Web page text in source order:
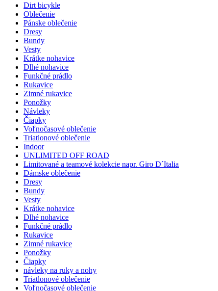
Dirt bicykle
Oblečenie
Pánske oblečenie
Dresy
Bundy
Vesty
Krátke nohavice
Dlhé nohavice
Funkčné prádlo
Rukavice
Zimné rukavice
Ponožky
Návleky
Čiapky
Voľnočasové oblečenie
Triatlonové oblečenie
Indoor
UNLIMITED OFF ROAD
Limitované a teamové kolekcie napr. Giro D´Italia
Dámske oblečenie
Dresy
Bundy
Vesty
Krátke nohavice
Dlhé nohavice
Funkčné prádlo
Rukavice
Zimné rukavice
Ponožky
Čiapky
návleky na ruky a nohy
Triatlonové oblečenie
Voľnočasové oblečenie